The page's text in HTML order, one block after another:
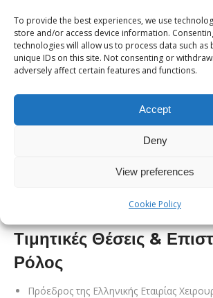
To provide the best experiences, we use
store and/or access device information.
technologies will allow us to process data such
unique IDs on this site. Not consenting or
adversely affect certain features and functions.
Accept
Deny
View preferences
Cookie Policy
Ο Δρ. Ιωάννης Φερούσης ίδρυσε στο Γ.Ν.
τα πρώτα Ειδικά Εξωτερικά Ιατρεία
συνέχεια την πρώτη και μοναδική Μονάδα
Διοικητικές Θέσεις
Τ. Συντονιστής Διευθυντής της Η΄
Ώμου του Metropolitan Hospital.
Τιμητικές Θέσεις &
Ρόλος
Πρόεδρος της Ελληνικής Εταιρίας